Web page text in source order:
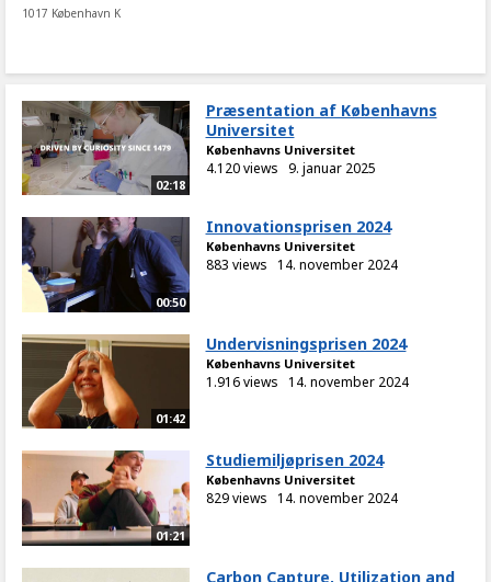
1017 København K
02:18
Præsentation af Københavns
Universitet
Københavns Universitet
4.120 views 9. januar 2025
00:50
Innovationsprisen 2024
Københavns Universitet
883 views 14. november 2024
01:42
Undervisningsprisen 2024
Københavns Universitet
1.916 views 14. november 2024
01:21
Studiemiljøprisen 2024
Københavns Universitet
829 views 14. november 2024
Carbon Capture, Utilization and